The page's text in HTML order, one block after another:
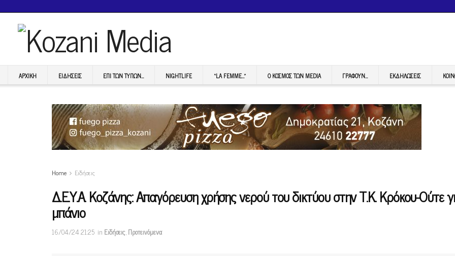
ΑΡΧΙΚΉ ΕΙΔΉΣΕΙΣ ΕΠI ΤΩΝ ΤΥΠΩΝ… NIGHTLIFE “LA FEMME…” Ο ΚΟΣΜΟΣ ΤΩΝ MEDIA ΓΡΆΦΟΥΝ… ΕΚΔΗΛΏΣΕΙΣ
Home Ειδήσεις
Δ.Ε.Υ.Α. Κοζάνης: Απαγόρευση χρήσης νερού του δικτύου στην Τ.Κ. Κρόκου-Ούτε
μπάνιο
16/04/24 21:25 in Ειδήσεις,Προτεινόμενα